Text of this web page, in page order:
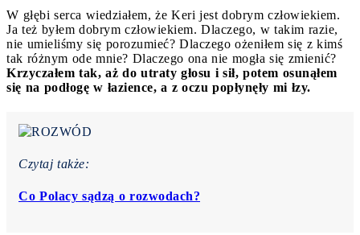
W głębi serca wiedziałem, że Keri jest dobrym człowiekiem.
Ja też byłem dobrym człowiekiem. Dlaczego, w takim razie,
nie umieliśmy się porozumieć? Dlaczego ożeniłem się z kimś
tak różnym ode mnie? Dlaczego ona nie mogła się zmienić?
Krzyczałem tak, aż do utraty głosu i sił, potem osunąłem
się na podłogę w łazience, a z oczu popłynęły mi łzy.
Czytaj także:
Co Polacy sądzą o rozwodach?